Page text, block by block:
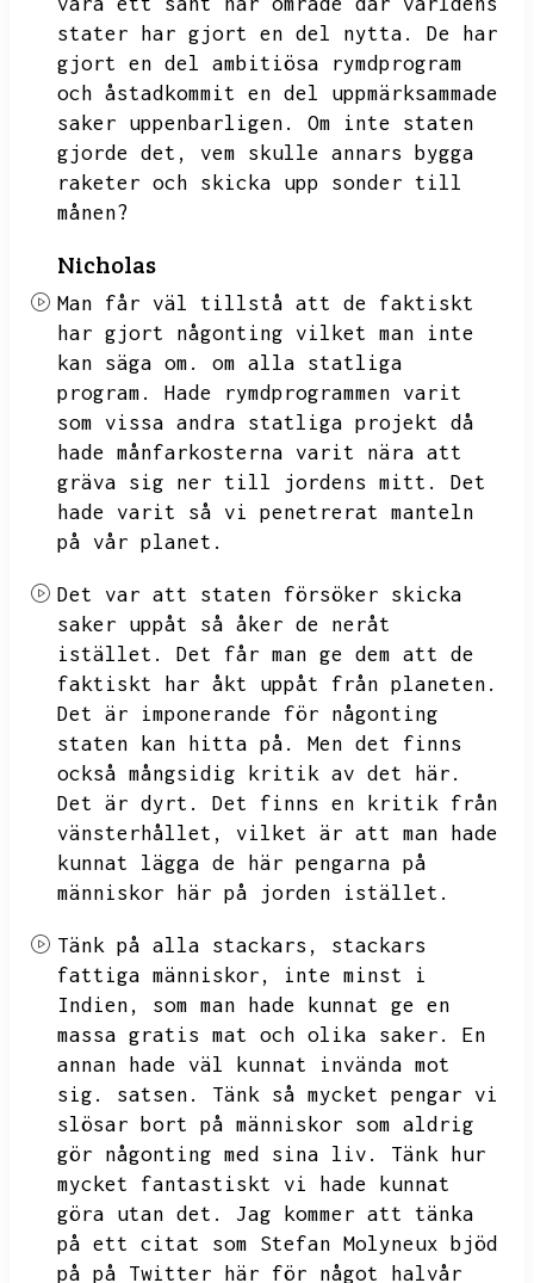
stater har gjort en del nytta.
De har
gjort en del ambitiösa rymdprogram
och åstadkommit en del uppmärksammade
saker uppenbarligen.
Om inte staten
gjorde det,
vem skulle annars bygga
raketer och skicka upp sonder till
månen?
Nicholas
Man får väl tillstå att de faktiskt
har gjort någonting vilket man inte
kan säga om.
om alla statliga
program.
Hade rymdprogrammen varit
som vissa andra statliga projekt då
hade månfarkosterna varit nära att
gräva sig ner till jordens mitt.
Det
hade varit så vi penetrerat manteln
på vår planet.
Det var att staten försöker skicka
saker uppåt så åker de neråt
istället.
Det får man ge dem att de
faktiskt har åkt uppåt från planeten.
Det är imponerande för någonting
staten kan hitta på.
Men det finns
också mångsidig kritik av det här.
Det är dyrt.
Det finns en kritik från
vänsterhållet,
vilket är att man hade
kunnat lägga de här pengarna på
människor här på jorden istället.
Tänk på alla stackars,
stackars
fattiga människor,
inte minst i
Indien,
som man hade kunnat ge en
massa gratis mat och olika saker.
En
annan hade väl kunnat invända mot
sig.
satsen.
Tänk så mycket pengar vi
slösar bort på människor som aldrig
gör någonting med sina liv.
Tänk hur
mycket fantastiskt vi hade kunnat
göra utan det.
Jag kommer att tänka
på ett citat som Stefan Molyneux bjöd
på på Twitter här för något halvår